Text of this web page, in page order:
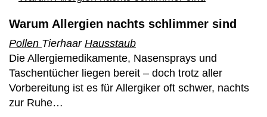
Warum Allergien nachts schlimmer sind
Pollen Tierhaar Hausstaub
Die Allergiemedikamente, Nasensprays und
Taschentücher liegen bereit – doch trotz aller
Vorbereitung ist es für Allergiker oft schwer, nachts
zur Ruhe…